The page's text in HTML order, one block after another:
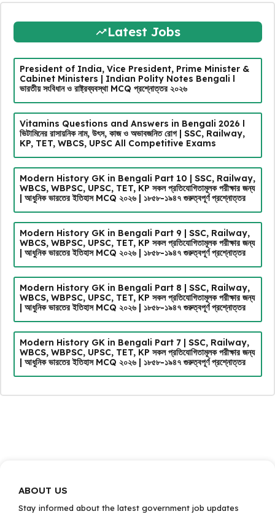
Latest Jobs
President of India, Vice President, Prime Minister &
Cabinet Ministers | Indian Polity Notes Bengali l
ভারতীয় সংবিধান ও রাষ্ট্রব্যবস্থা MCQ প্রশ্নোত্তর ২০২৬
Vitamins Questions and Answers in Bengali 2026 l
ভিটামিনের রাসায়নিক নাম, উৎস, কাজ ও অভাবজনিত রোগ | SSC, Railway,
KP, TET, WBCS, UPSC All Competitive Exams
Modern History GK in Bengali Part 10 | SSC, Railway,
WBCS, WBPSC, UPSC, TET, KP সকল প্রতিযোগিতামূলক পরীক্ষার জন্য
| আধুনিক ভারতের ইতিহাস MCQ ২০২৬ | ১৮৫৮-১৯৪৭ গুরুত্বপূর্ণ প্রশ্নোত্তর
Modern History GK in Bengali Part 9 | SSC, Railway,
WBCS, WBPSC, UPSC, TET, KP সকল প্রতিযোগিতামূলক পরীক্ষার জন্য
| আধুনিক ভারতের ইতিহাস MCQ ২০২৬ | ১৮৫৮-১৯৪৭ গুরুত্বপূর্ণ প্রশ্নোত্তর
Modern History GK in Bengali Part 8 | SSC, Railway,
WBCS, WBPSC, UPSC, TET, KP সকল প্রতিযোগিতামূলক পরীক্ষার জন্য
| আধুনিক ভারতের ইতিহাস MCQ ২০২৬ | ১৮৫৮-১৯৪৭ গুরুত্বপূর্ণ প্রশ্নোত্তর
Modern History GK in Bengali Part 7 | SSC, Railway,
WBCS, WBPSC, UPSC, TET, KP সকল প্রতিযোগিতামূলক পরীক্ষার জন্য
| আধুনিক ভারতের ইতিহাস MCQ ২০২৬ | ১৮৫৮-১৯৪৭ গুরুত্বপূর্ণ প্রশ্নোত্তর
ABOUT US
Stay informed about the latest government job updates